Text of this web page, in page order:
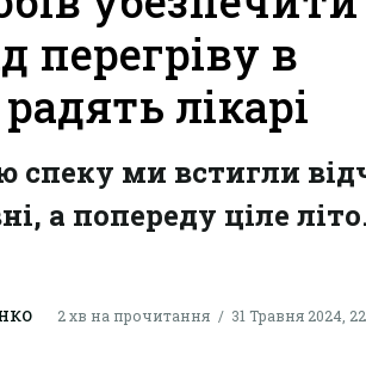
перегріву в
лікарі
спеку ми встигли
а попереду ціле
2 хв на прочитання 31 Травня 2024,